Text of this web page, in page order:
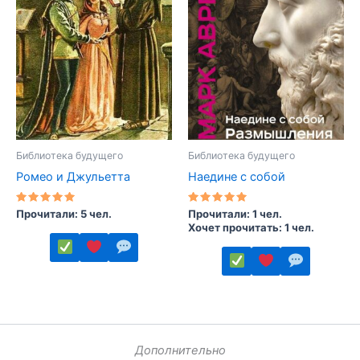
выбрать
на
странице
товара.
Опции
можно
выбрать
на
странице
товара.
Библиотека будущего
Ромео и Джульетта
Оценка
5.00
Прочитали: 5 чел.
Библиотека будущего
Наедине с собой
Оценка
5.00
из 5
Прочитали: 1 чел.
Хочет прочитать: 1 чел.
несколько
Дополнительно